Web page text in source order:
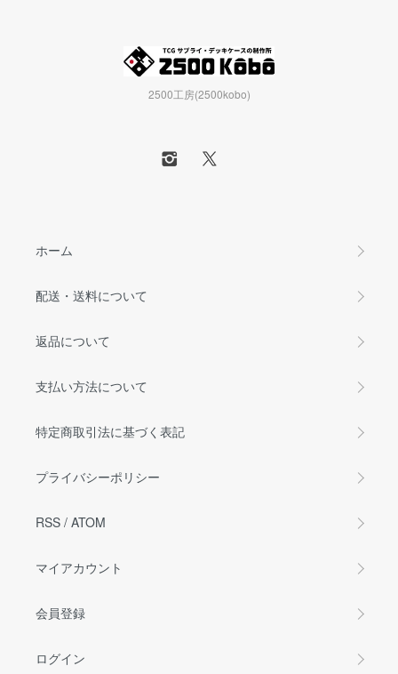
2500工房(2500kobo)
ホーム
配送・送料について
返品について
支払い方法について
特定商取引法に基づく表記
プライバシーポリシー
RSS / ATOM
マイアカウント
会員登録
ログイン